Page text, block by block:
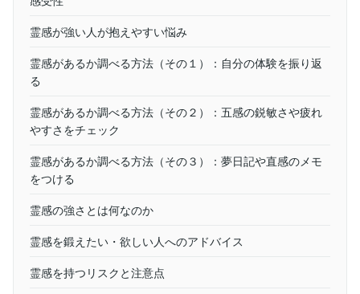
霊感が強い人が抱えやすい悩み
霊感があるか調べる方法（その１）：自分の体験を振り返
る
霊感があるか調べる方法（その２）：五感の鋭敏さや疲れ
やすさをチェック
霊感があるか調べる方法（その３）：夢日記や直感のメモ
をつける
霊感の強さとは何なのか
霊感を鍛えたい・欲しい人へのアドバイス
霊感を持つリスクと注意点